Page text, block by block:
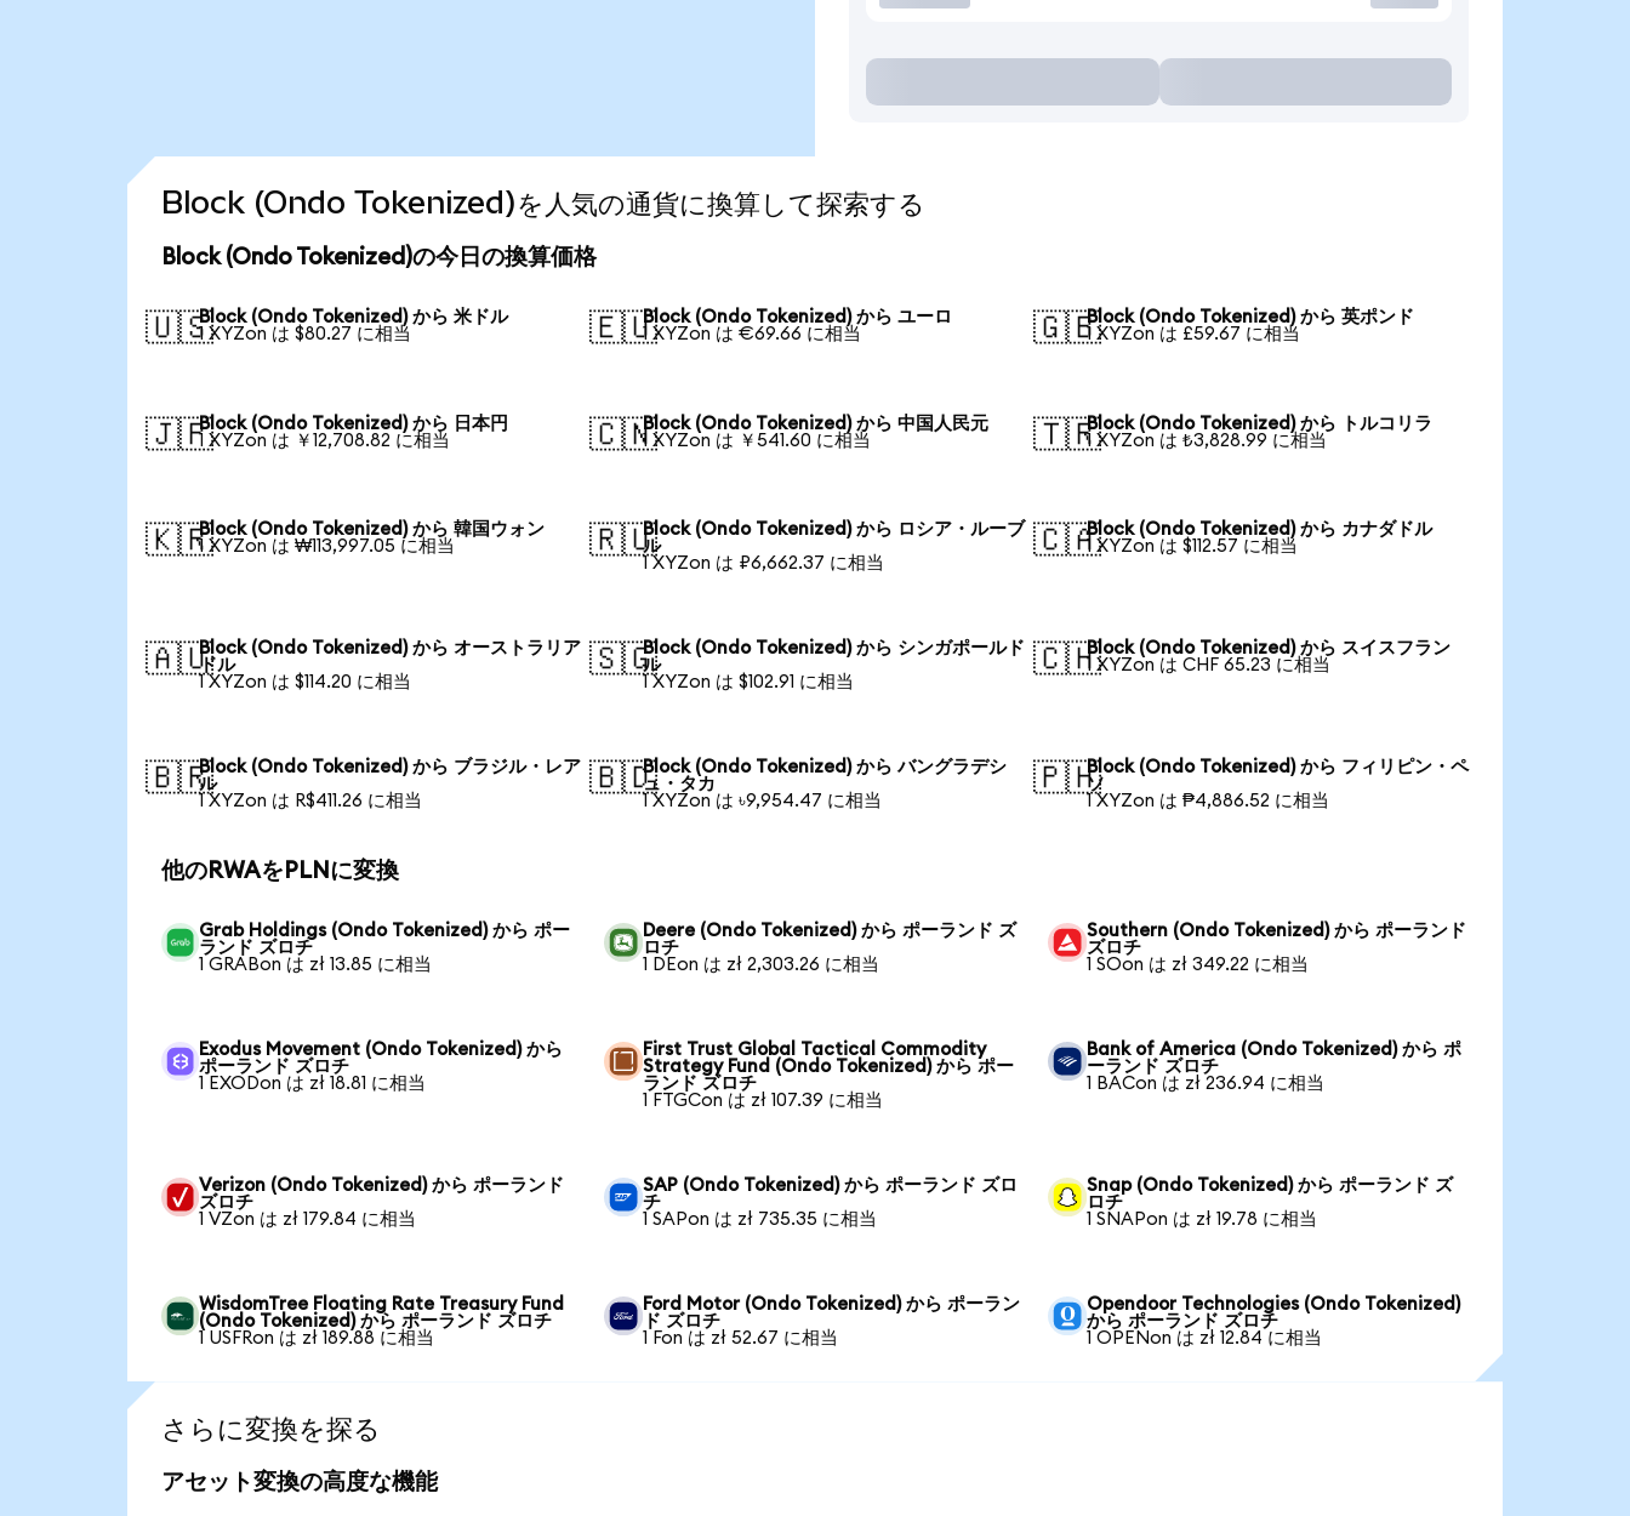
Block (Ondo Tokenized)を人気の通貨に換算して探索する
Block (Ondo Tokenized)の今日の換算価格
🇺🇸Block (Ondo Tokenized) から 米ドル
1 XYZon は $80.27 に相当
🇪🇺Block (Ondo Tokenized) から ユーロ
1 XYZon は €69.66 に相当
🇬🇧Block (Ondo Tokenized) から 英ポンド
1 XYZon は £59.67 に相当
🇯🇵Block (Ondo Tokenized) から 日本円
1 XYZon は ￥12,708.82 に相当
🇨🇳Block (Ondo Tokenized) から 中国人民元
1 XYZon は ￥541.60 に相当
🇹🇷Block (Ondo Tokenized) から トルコリラ
1 XYZon は ₺3,828.99 に相当
🇰🇷Block (Ondo Tokenized) から 韓国ウォン
1 XYZon は ₩113,997.05 に相当
🇷🇺Block (Ondo Tokenized) から ロシア・ルーブ
ル
1 XYZon は ₽6,662.37 に相当
🇨🇦Block (Ondo Tokenized) から カナダドル
1 XYZon は $112.57 に相当
🇦🇺Block (Ondo Tokenized) から オーストラリア
ドル
1 XYZon は $114.20 に相当
🇸🇬Block (Ondo Tokenized) から シンガポールド
ル
1 XYZon は $102.91 に相当
🇨🇭Block (Ondo Tokenized) から スイスフラン
1 XYZon は CHF 65.23 に相当
🇧🇷Block (Ondo Tokenized) から ブラジル・レア
ル
1 XYZon は R$411.26 に相当
🇧🇩Block (Ondo Tokenized) から バングラデシ
ュ・タカ
1 XYZon は ৳9,954.47 に相当
🇵🇭Block (Ondo Tokenized) から フィリピン・ペ
ソ
1 XYZon は ₱4,886.52 に相当
他のRWAをPLNに変換
Grab Holdings (Ondo Tokenized) から ポー
ランド ズロチ
1 GRABon は zł 13.85 に相当
Deere (Ondo Tokenized) から ポーランド ズ
ロチ
1 DEon は zł 2,303.26 に相当
Southern (Ondo Tokenized) から ポーランド
ズロチ
1 SOon は zł 349.22 に相当
Exodus Movement (Ondo Tokenized) から
ポーランド ズロチ
1 EXODon は zł 18.81 に相当
First Trust Global Tactical Commodity
Strategy Fund (Ondo Tokenized) から ポー
ランド ズロチ
1 FTGCon は zł 107.39 に相当
Bank of America (Ondo Tokenized) から ポ
ーランド ズロチ
1 BACon は zł 236.94 に相当
Verizon (Ondo Tokenized) から ポーランド
ズロチ
1 VZon は zł 179.84 に相当
SAP (Ondo Tokenized) から ポーランド ズロ
チ
1 SAPon は zł 735.35 に相当
Snap (Ondo Tokenized) から ポーランド ズ
ロチ
1 SNAPon は zł 19.78 に相当
WisdomTree Floating Rate Treasury Fund
(Ondo Tokenized) から ポーランド ズロチ
1 USFRon は zł 189.88 に相当
Ford Motor (Ondo Tokenized) から ポーラン
ド ズロチ
1 Fon は zł 52.67 に相当
Opendoor Technologies (Ondo Tokenized)
から ポーランド ズロチ
1 OPENon は zł 12.84 に相当
さらに変換を探る
アセット変換の高度な機能